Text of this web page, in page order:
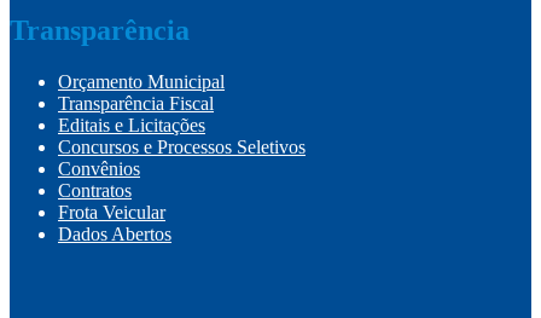
Transparência
Orçamento Municipal
Transparência Fiscal
Editais e Licitações
Concursos e Processos Seletivos
Convênios
Contratos
Frota Veicular
Dados Abertos